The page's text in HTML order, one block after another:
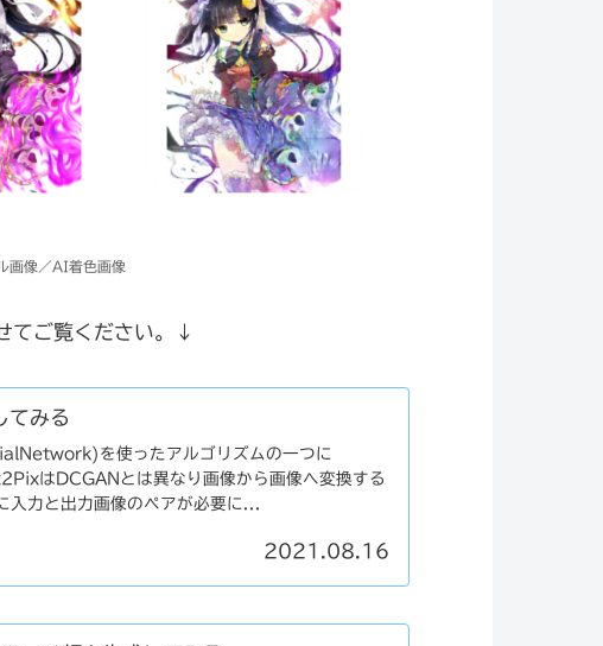
画像／AI着色画像
てご覧ください。↓
てみる
を使ったアルゴリズムの一つに
はDCGANとは異なり画像から画像へ変換する
入力と出力画像のペアが必要に...
2021.08.16